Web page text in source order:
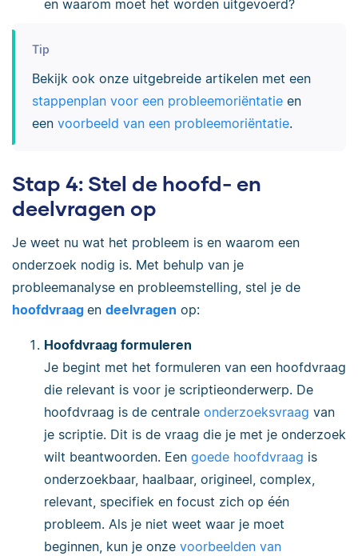
en waarom moet het worden uitgevoerd?
Tip
Bekijk ook onze uitgebreide artikelen met een
stappenplan voor een probleemoriëntatieen
een voorbeeld van een probleemoriëntatie.
Stap 4: Stel de hoofd- en
deelvragen op
Je weet nu wat het probleem is en waarom een
onderzoek nodig is. Met behulp van je
probleemanalyse en probleemstelling, stel je de
hoofdvraag en deelvragen op:
Hoofdvraag formuleren
Je begint met het formuleren van een hoofdvraag
die relevant is voor je scriptieonderwerp. De
hoofdvraag is de centrale onderzoeksvraag van
je scriptie. Dit is de vraag die je met je onderzoek
wilt beantwoorden. Een goede hoofdvraag is
onderzoekbaar, haalbaar, origineel, complex,
relevant, specifiek en focust zich op één
probleem. Als je niet weet waar je moet
beginnen, kun je onze voorbeelden van